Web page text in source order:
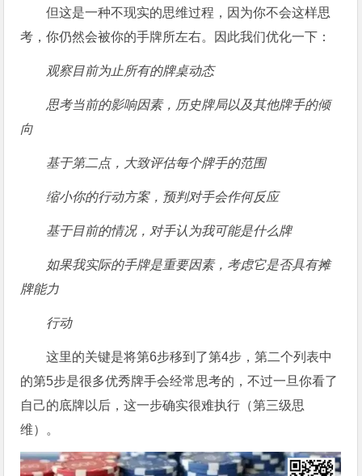
但这是一种不现实的思维过程，因为你不会这样思
考，你仍然会被你的手牌所左右。因此我们优化一下：
观察目前为止所有的牌桌动态
思考当前的影响因素，历史牌局以及其他牌手的倾
向
基于第二点，大致评估每个牌手的范围
缩小你的行动方案，预判对手会作何反应
基于目前的情况，对手认为我可能是什么牌
如果我实际的手牌是重要因素，考虑它是否具有摊
牌能力
行动
这里的关键是将第6步移到了第4步，第二个列表中
的第5步是很多优秀牌手会经常思考的，不过一旦你看了
自己的底牌以后，这一步确实很难执行（第三级思
维）。